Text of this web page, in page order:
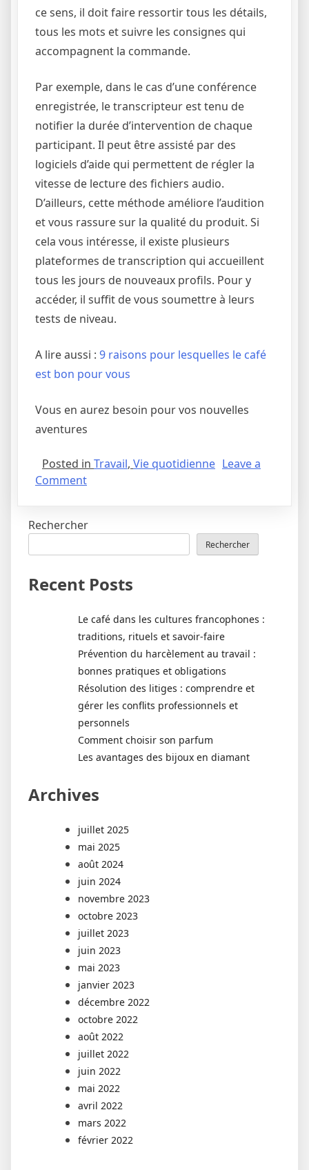
ce sens, il doit faire ressortir tous les détails,
tous les mots et suivre les consignes qui
accompagnent la commande.
Par exemple, dans le cas d’une conférence
enregistrée, le transcripteur est tenu de
notifier la durée d’intervention de chaque
participant. Il peut être assisté par des
logiciels d’aide qui permettent de régler la
vitesse de lecture des fichiers audio.
D’ailleurs, cette méthode améliore l’audition
et vous rassure sur la qualité du produit. Si
cela vous intéresse, il existe plusieurs
plateformes de transcription qui accueillent
tous les jours de nouveaux profils. Pour y
accéder, il suffit de vous soumettre à leurs
tests de niveau.
A lire aussi : 9 raisons pour lesquelles le café
est bon pour vous
Vous en aurez besoin pour vos nouvelles
aventures
Posted in Travail, Vie quotidienne Leave a
Comment
Rechercher
Rechercher
Recent Posts
Le café dans les cultures francophones :
traditions, rituels et savoir-faire
Prévention du harcèlement au travail :
bonnes pratiques et obligations
Résolution des litiges : comprendre et
gérer les conflits professionnels et
personnels
Comment choisir son parfum
Les avantages des bijoux en diamant
Archives
juillet 2025
mai 2025
août 2024
juin 2024
novembre 2023
octobre 2023
juillet 2023
juin 2023
mai 2023
janvier 2023
décembre 2022
octobre 2022
août 2022
juillet 2022
juin 2022
mai 2022
avril 2022
mars 2022
février 2022